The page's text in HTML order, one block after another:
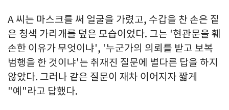
A 씨는 마스크를 써 얼굴을 가렸고, 수갑을 찬 손은 짙
은 청색 가리개를 덮은 모습이었다. 그는 '현관문을 훼
손한 이유가 무엇이냐', '누군가의 의뢰를 받고 보복
범행을 한 것이냐'는 취재진 질문에 별다른 답을 하지
않았다. 그러나 같은 질문이 재차 이어지자 짧게
"예"라고 답했다.